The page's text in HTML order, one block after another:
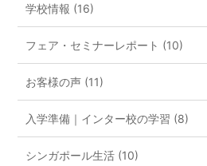
学校情報 (16)
フェア・セミナーレポート (10)
お客様の声 (11)
入学準備｜インター校の学習 (8)
シンガポール生活 (10)